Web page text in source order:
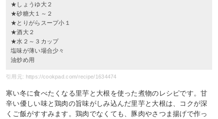
★しょうゆ大２
★砂糖大１～２
★とりがらスープ小１
★酒大２
★水２～３カップ
塩味が薄い場合少々
油炒め用
引用元: https://cookpad.com/recipe/1634474
寒い冬に食べたくなる里芋と大根を使った煮物のレシピです。甘
辛い優しい味と鶏肉の旨味がしみ込んだ里芋と大根は、コクが深
くご飯がすすみます。鶏肉でなくても、豚肉やさつま揚げで作っ